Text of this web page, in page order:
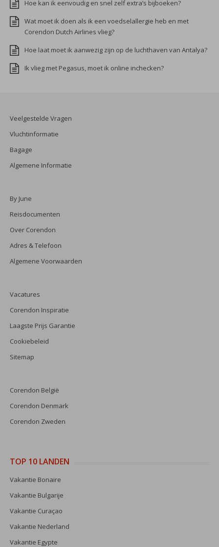
Hoe kan ik eenvoudig en snel zelf extra’s bijboeken?
Wat moet ik doen als ik een voedselallergie heb en met
Corendon Dutch Airlines vlieg?
Hoe laat moet ik aanwezig zijn op de luchthaven van Antalya?
Ik vlieg met Pegasus, moet ik online inchecken?
Veelgestelde Vragen
Vluchtinformatie
Bagage
Algemene Informatie
By June
Reisdocumenten
Over Corendon
Adres & Telefoon
Algemene Voorwaarden
Vacatures
Corendon Inspiratie
Laagste Prijs Garantie
Cookiebeleid
Sitemap
Corendon België
Corendon Denmark
Corendon Zweden
TOP 10 LANDEN
Vakantie Bonaire
Vakantie Bulgarije
Vakantie Curaçao
Vakantie Nederland
Vakantie Egypte